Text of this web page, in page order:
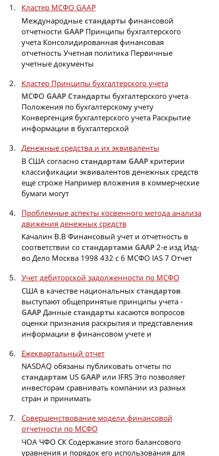
Кластер МСФО GAAP
Международные стандарты финансовой
отчетности GAAPПринципы бухгалтерского
учета Консолидированная финансовая
отчетность Учетная политика Первичные
учетные документы
Кластер Принципы бухгалтерского учета
МСФО GAAP Стандарты бухгалтерского учета
Положения по бухгалтерскому учету
Конвергенция бухгалтерского учета Раскрытие
информации в бухгалтерской
Денежные средства и их эквиваленты
В США согласно стандартам GAAPкритерии
классификации эквивалентов денежных средств
ещё строже Например вложения в коммерческие
бумаги могут
Проблемные аспекты косвенного метода анализа
движения денежных средств
Качалин В.В Финансовый учет и отчетность в
соответствии со стандартами GAAP2-е изд Изд-
во Дело Москва 1998 432 с 6 МСФО IAS 7 Отчет
Учет дебиторской задолженности по МСФО
США в качестве национальных стандартов
выступают общепринятые принципы учета -
GAAPДанные стандарты касаются вопросов
оценки признания раскрытия и представления
информации в финансовом учете и
Ежеквартальный отчет
NASDAQ обязаны публиковать отчеты по
стандартам US GAAPили IFRS Это позволяет
инвесторам сравнивать компании из разных
стран и принимать
Совершенствование модели финансовой
отчетности по МСФО
ЧОА ЧФО СК Содержание этого балансового
уравнения и порядок его использования для